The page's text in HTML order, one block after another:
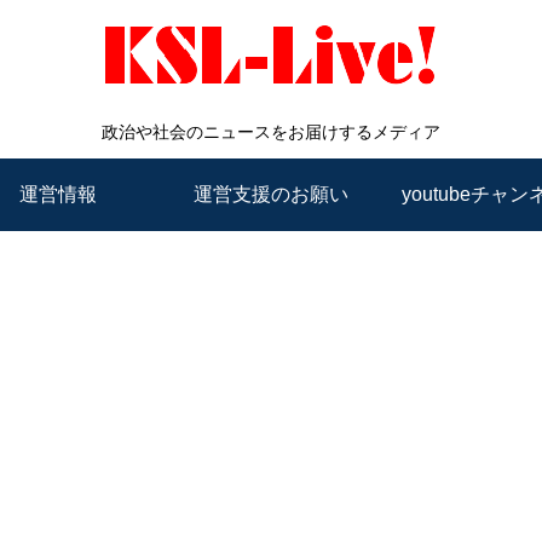
政治や社会のニュースをお届けするメディア
運営情報 運営支援のお願い youtubeチャン